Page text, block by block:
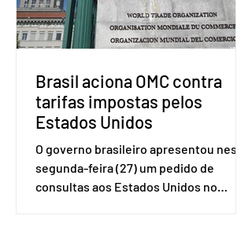
Brasil aciona OMC contra
tarifas impostas pelos
Estados Unidos
O governo brasileiro apresentou nesta
segunda-feira (27) um pedido de
consultas aos Estados Unidos no